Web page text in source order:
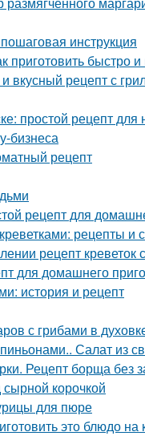
инструкция
быстро и
вкусный рецепт с
простой рецепт
бизнеса
рецепт
рецепт для
рецепты и
рецепт креветок
для домашнего
история и рецепт
с грибами в
Салат из
Рецепт борща без
корочкой
для пюре
это блюдо на